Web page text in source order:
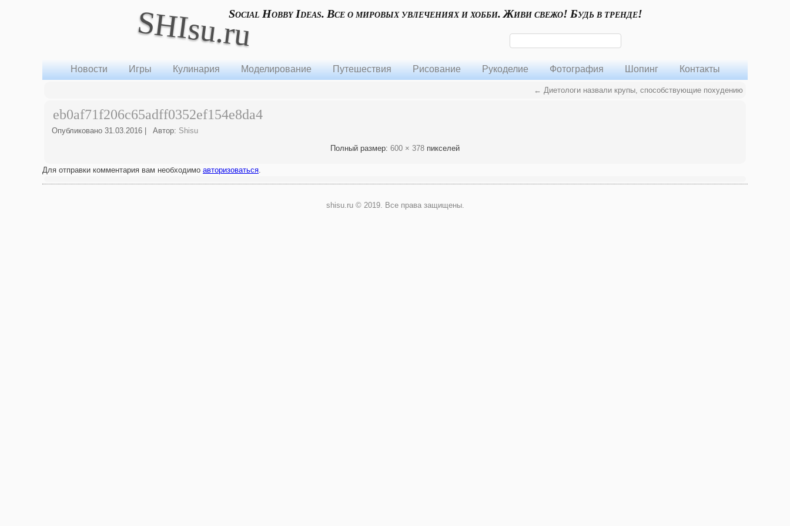
SHIsu.ruSocial Hobby Ideas. Все о мировых увлечениях и хобби. Живи свежо! Будь в тренде!
Новости Игры Кулинария Моделирование Путешествия Рисование Рукоделие Фотография Шопинг Контакты
← Диетологи назвали крупы, способствующие похудению
eb0af71f206c65adff0352ef154e8da4
Опубликовано 31.03.2016 Автор: Shisu
Полный размер: 600 × 378 пикселей
Для отправки комментария вам необходимо авторизоваться.
shisu.ru © 2019. Все права защищены.